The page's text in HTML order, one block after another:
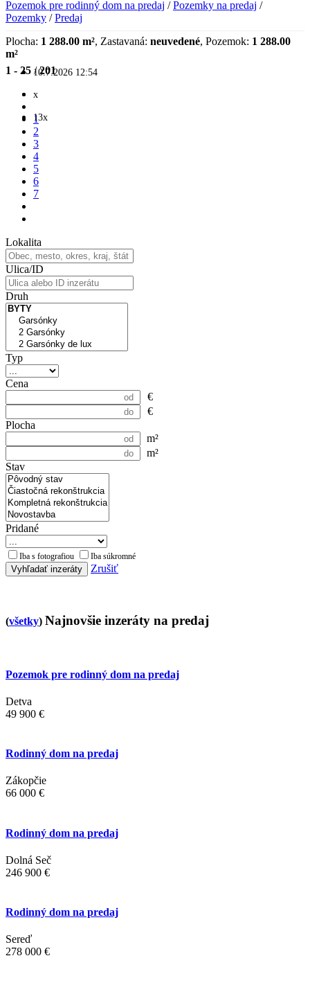
Pozemok pre rodinný dom na predaj /Pozemky na predaj /
Pozemky /Predaj
Plocha: 1 288.00 m², Zastavaná: neuvedené, Pozemok: 1 288.00
m²
10.7.2026 12:54
x
13x
1 - 25 /201
1
2
3
4
5
6
7
Lokalita
Ulica/ID
Druh
Typ
Cena
€
€
Plocha
m²
m²
Stav
Pridané
Iba s fotografiou Iba súkromné
Vyhľadať inzeráty Zrušiť
(všetky) Najnovšie inzeráty na predaj
Pozemok pre rodinný dom na predaj
Detva
49 900 €
Rodinný dom na predaj
Zákopčie
66 000 €
Rodinný dom na predaj
Dolná Seč
246 900 €
Rodinný dom na predaj
Sereď
278 000 €